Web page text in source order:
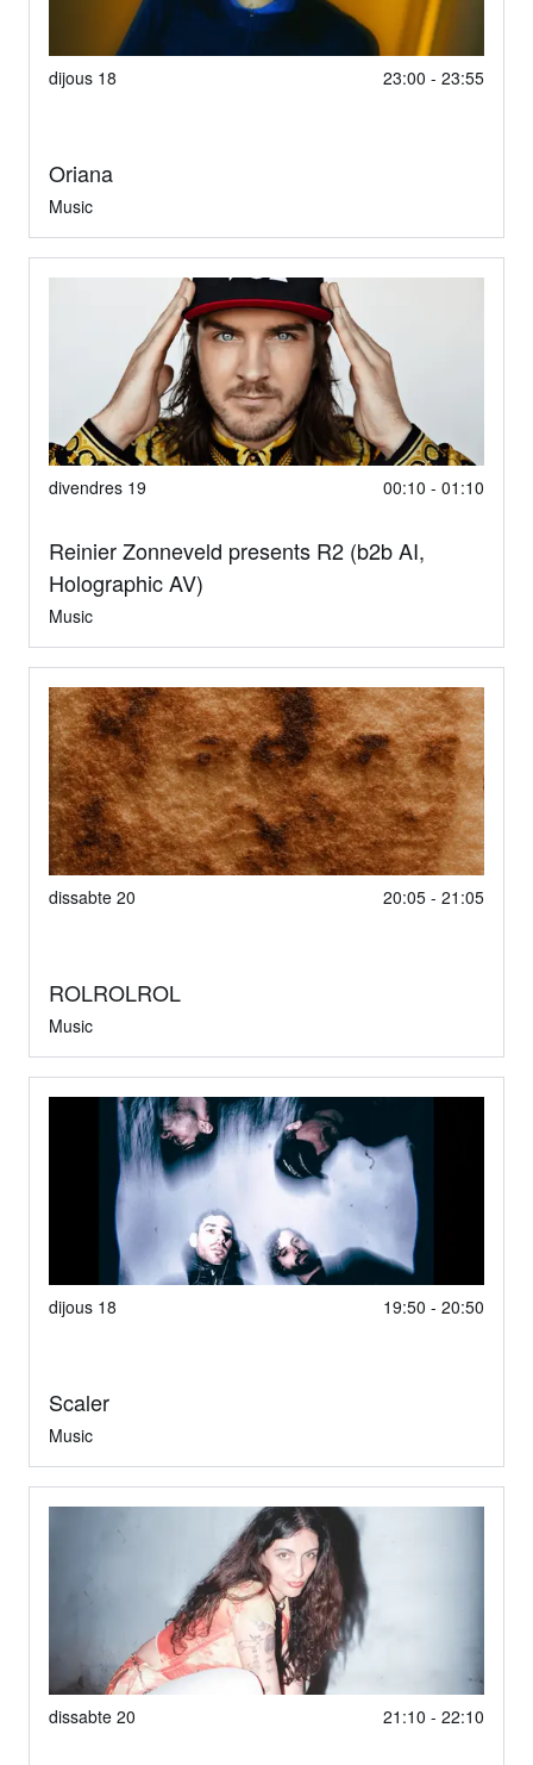
dijous 18 23:00 - 23:55
Oriana
Music
divendres 19 00:10 - 01:10
Reinier Zonneveld presents R2 (b2b AI,
Holographic AV)
Music
dissabte 20 20:05 - 21:05
ROLROLROL
Music
dijous 18 19:50 - 20:50
Scaler
Music
dissabte 20 21:10 - 22:10